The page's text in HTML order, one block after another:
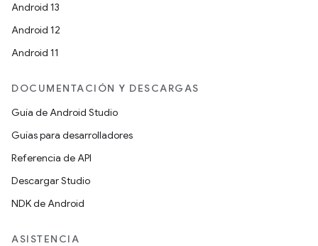
Android 13
Android 12
Android 11
DOCUMENTACIÓN Y DESCARGAS
Guía de Android Studio
Guías para desarrolladores
Referencia de API
Descargar Studio
NDK de Android
ASISTENCIA